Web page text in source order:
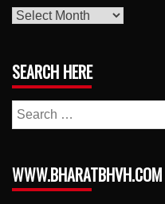
archives
SEARCH HERE
Search
for:
WWW.BHARATBHVH.COM